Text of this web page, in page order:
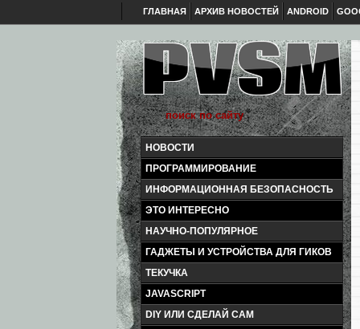
ГЛАВНАЯ АРХИВ НОВОСТЕЙ ANDROID
НОВОСТИ
ПРОГРАММИРОВАНИЕ
ИНФОРМАЦИОННАЯ БЕЗОПАСНОСТЬ
ЭТО ИНТЕРЕСНО
НАУЧНО-ПОПУЛЯРНОЕ
ГАДЖЕТЫ И УСТРОЙСТВА ДЛЯ ГИКОВ
ТЕКУЧКА
JAVASCRIPT
DIY ИЛИ СДЕЛАЙ САМ